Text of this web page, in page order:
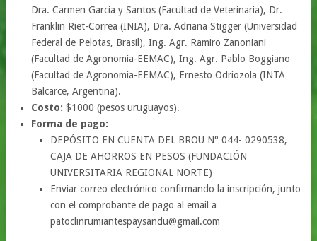
Dra. Carmen Garcia y Santos (Facultad de Veterinaria), Dr.
Franklin Riet-Correa (INIA), Dra. Adriana Stigger (Universidad
Federal de Pelotas, Brasil), Ing. Agr. Ramiro Zanoniani
(Facultad de Agronomia-EEMAC), Ing. Agr. Pablo Boggiano
(Facultad de Agronomia-EEMAC), Ernesto Odriozola (INTA
Balcarce, Argentina).
Costo: $1000 (pesos uruguayos).
Forma de pago:
DEPÓSITO EN CUENTA DEL BROU N° 044- 0290538,
CAJA DE AHORROS EN PESOS (FUNDACIÓN
UNIVERSITARIA REGIONAL NORTE)
Enviar correo electrónico confirmando la inscripción, junto
con el comprobante de pago al email a
patoclinrumiantespaysandu@gmail.com